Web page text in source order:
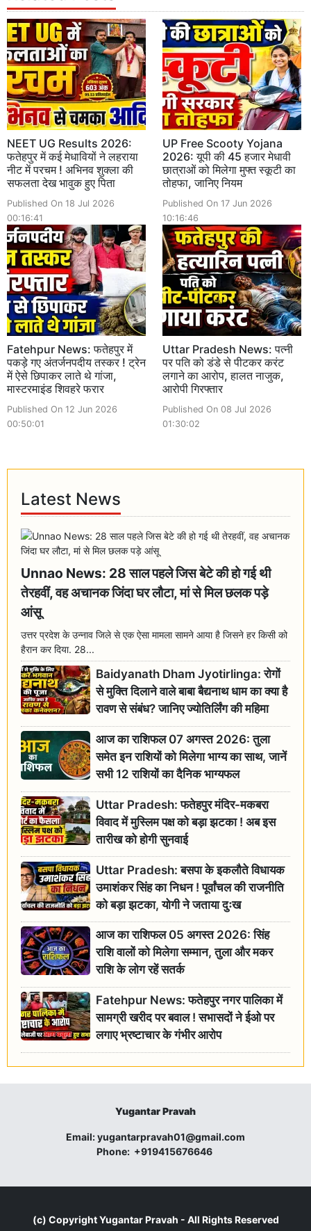
NEET UG Results 2026:
फतेहपुर में कई मेधावियों ने लहराया
नीट में परचम ! अभिनव शुक्ला की
सफलता देख भावुक हुए पिता
Published On 18 Jul 2026
00:16:41
UP Free Scooty Yojana
2026: यूपी की 45 हजार मेधावी
छात्राओं को मिलेगा मुफ्त स्कूटी का
तोहफा, जानिए नियम
Published On 17 Jun 2026
10:16:46
Fatehpur News: फतेहपुर में
पकड़े गए अंतर्जनपदीय तस्कर ! ट्रेन
में ऐसे छिपाकर लाते थे गांजा,
मास्टरमाइंड शिवहरे फरार
Published On 12 Jun 2026
00:50:01
Uttar Pradesh News: पत्नी
पर पति को डंडे से पीटकर करंट
लगाने का आरोप, हालत नाजुक,
आरोपी गिरफ्तार
Published On 08 Jul 2026
01:30:02
Latest News
Unnao News: 28 साल पहले जिस बेटे की हो गई थी
तेरहवीं, वह अचानक जिंदा घर लौटा, मां से मिल छलक पड़े
आंसू
उत्तर प्रदेश के उन्नाव जिले से एक ऐसा मामला सामने आया है जिसने हर किसी को
हैरान कर दिया. 28...
Baidyanath Dham Jyotirlinga: रोगों
से मुक्ति दिलाने वाले बाबा बैद्यनाथ धाम का क्या है
रावण से संबंध? जानिए ज्योतिर्लिंग की महिमा
आज का राशिफल 07 अगस्त 2026: तुला
समेत इन राशियों को मिलेगा भाग्य का साथ, जानें
सभी 12 राशियों का दैनिक भाग्यफल
Uttar Pradesh: फतेहपुर मंदिर-मकबरा
विवाद में मुस्लिम पक्ष को बड़ा झटका ! अब इस
तारीख को होगी सुनवाई
Uttar Pradesh: बसपा के इकलौते विधायक
उमाशंकर सिंह का निधन ! पूर्वांचल की राजनीति
को बड़ा झटका, योगी ने जताया दुःख
आज का राशिफल 05 अगस्त 2026: सिंह
राशि वालों को मिलेगा सम्मान, तुला और मकर
राशि के लोग रहें सतर्क
Fatehpur News: फतेहपुर नगर पालिका में
सामग्री खरीद पर बवाल ! सभासदों ने ईओ पर
लगाए भ्रष्टाचार के गंभीर आरोप
Yugantar Pravah
Email:yugantarpravah01@gmail.com
Phone: +919415676646
(c) CopyrightYugantar Pravah - All Rights Reserved